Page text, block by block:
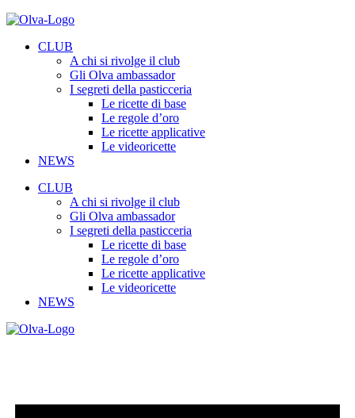
CLUB
A chi si rivolge il club
Gli Olva ambassador
I segreti della pasticceria
Le ricette di base
Le regole d’oro
Le ricette applicative
Le videoricette
NEWS
CLUB
A chi si rivolge il club
Gli Olva ambassador
I segreti della pasticceria
Le ricette di base
Le regole d’oro
Le ricette applicative
Le videoricette
NEWS